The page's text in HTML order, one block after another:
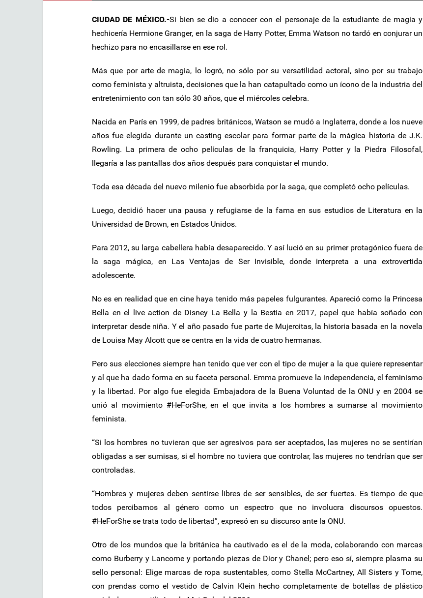
CIUDAD DE MÉXICO.-Si bien se dio a conocer con el personaje de la estudiante de magia y
hechicería Hermione Granger, en la saga de Harry Potter, Emma Watson no tardó en conjurar un
hechizo para no encasillarse en ese rol.
Más que por arte de magia, lo logró, no sólo por su versatilidad actoral, sino por su trabajo
como feminista y altruista, decisiones que la han catapultado como un ícono de la industria del
entretenimiento con tan sólo 30 años, que el miércoles celebra.
Nacida en París en 1999, de padres británicos, Watson se mudó a Inglaterra, donde a los nueve
años fue elegida durante un casting escolar para formar parte de la mágica historia de J.K.
Rowling. La primera de ocho películas de la franquicia, Harry Potter y la Piedra Filosofal,
llegaría a las pantallas dos años después para conquistar el mundo.
Toda esa década del nuevo milenio fue absorbida por la saga, que completó ocho películas.
Luego, decidió hacer una pausa y refugiarse de la fama en sus estudios de Literatura en la
Universidad de Brown, en Estados Unidos.
Para 2012, su larga cabellera había desaparecido. Y así lució en su primer protagónico fuera de
la saga mágica, en Las Ventajas de Ser Invisible, donde interpreta a una extrovertida
adolescente.
No es en realidad que en cine haya tenido más papeles fulgurantes. Apareció como la Princesa
Bella en el live action de Disney La Bella y la Bestia en 2017, papel que había soñado con
interpretar desde niña. Y el año pasado fue parte de Mujercitas, la historia basada en la novela
de Louisa May Alcott que se centra en la vida de cuatro hermanas.
Pero sus elecciones siempre han tenido que ver con el tipo de mujer a la que quiere representar
y al que ha dado forma en su faceta personal. Emma promueve la independencia, el feminismo
y la libertad. Por algo fue elegida Embajadora de la Buena Voluntad de la ONU y en 2004 se
unió al movimiento #HeForShe, en el que invita a los hombres a sumarse al movimiento
feminista.
“Si los hombres no tuvieran que ser agresivos para ser aceptados, las mujeres no se sentirían
obligadas a ser sumisas, si el hombre no tuviera que controlar, las mujeres no tendrían que ser
controladas.
“Hombres y mujeres deben sentirse libres de ser sensibles, de ser fuertes. Es tiempo de que
todos percibamos al género como un espectro que no involucra discursos opuestos.
#HeForShe se trata todo de libertad”, expresó en su discurso ante la ONU.
Otro de los mundos que la británica ha cautivado es el de la moda, colaborando con marcas
como Burberry y Lancome y portando piezas de Dior y Chanel; pero eso sí, siempre plasma su
sello personal: Elige marcas de ropa sustentables, como Stella McCartney, All Sisters y Tome,
con prendas como el vestido de Calvin Klein hecho completamente de botellas de plástico